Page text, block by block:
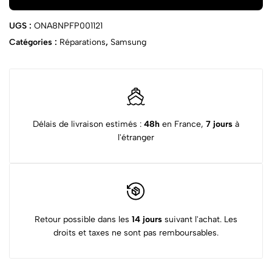
UGS : ONA8NPFP001121
Catégories : Réparations, Samsung
Délais de livraison estimés : 48h en France, 7 jours à
l'étranger
Retour possible dans les 14 jours suivant l'achat. Les
droits et taxes ne sont pas remboursables.